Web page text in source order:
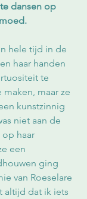
dansen op
hele tijd in de
haar handen
te
maar ze
kunstzinnig
niet aan de
haar
een
ging
van Roeselare
altijd dat ik iets